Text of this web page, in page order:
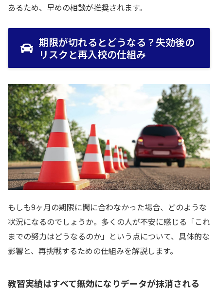
あるため、早めの相談が推奨されます。
期限が切れるとどうなる？失効後の
リスクと再入校の仕組み
もしも9ヶ月の期限に間に合わなかった場合、どのような
状況になるのでしょうか。多くの人が不安に感じる「これ
までの努力はどうなるのか」という点について、具体的な
影響と、再挑戦するための仕組みを解説します。
教習実績はすべて無効になりデータが抹消される